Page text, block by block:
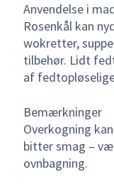
Anvendelse i
Rosenkål kan
wokretter,
tilbehør. Lidt
af
Bemærkninger
Overkogning
bitter smag –
ovnbagning.